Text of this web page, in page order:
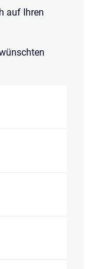
auf Ihren